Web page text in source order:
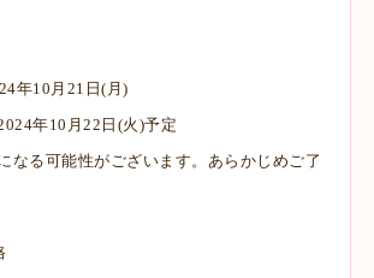
年10月21日(月)
年10月22日(火)予定
なる可能性がございます。あらかじめご了